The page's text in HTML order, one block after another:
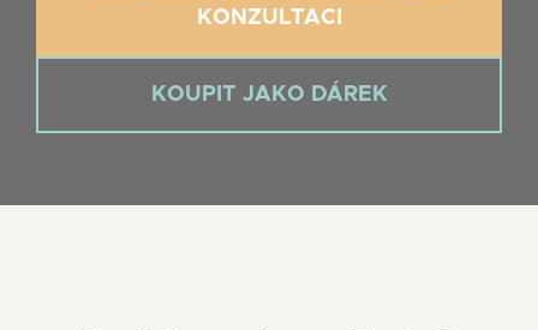
KONZULTACI
KOUPIT JAKO DÁREK